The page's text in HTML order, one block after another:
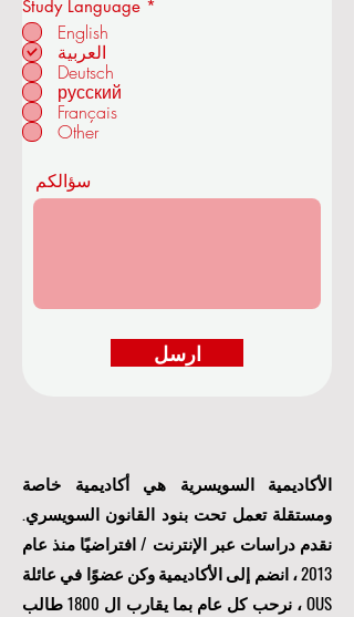
في زوريخ - سويسرا
الأكاديمية السويسرية هي أكاديمية خاصة
ومستقلة تعمل تحت بنود القانون السويسري.
نقدم دراسات عبر الإنترنت / افتراضيًا منذ عام
2013 ، انضم إلى الأكاديمية وكن عضوًا في عائلة
OUS ، نرحب كل عام بما يقارب ال 1800 طالب
Study Language *
English
العربية
Deutsch
русский
Français
Other
سؤالكم
ارسل